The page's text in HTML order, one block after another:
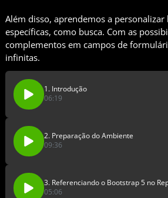
Além disso, aprendemos a personalizar
específicas, como busca. Com as
complementos em campos de
infinitas.
1. Introdução
06:19
2. Preparação do Ambiente
09:36
3. Referenciando o Bootstrap 5 no
05:06